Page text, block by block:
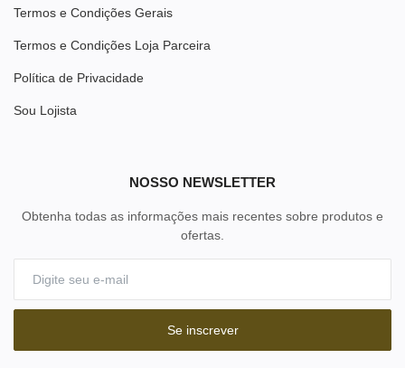
Termos e Condições Gerais
Termos e Condições Loja Parceira
Política de Privacidade
Sou Lojista
NOSSO NEWSLETTER
Obtenha todas as informações mais recentes sobre produtos e
ofertas.
Se inscrever